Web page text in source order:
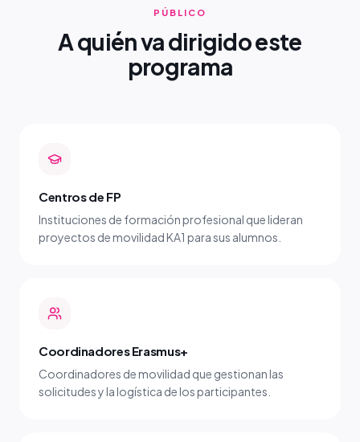
PÚBLICO
A quién va dirigido este
programa
Centros de FP
Instituciones de formación profesional que lideran
proyectos de movilidad KA1 para sus alumnos.
Coordinadores Erasmus+
Coordinadores de movilidad que gestionan las
solicitudes y la logística de los participantes.